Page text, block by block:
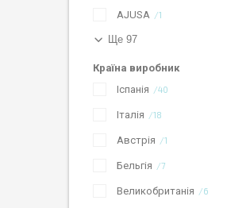
AJUSA 1
Ще 97
Країна виробник
Іспанія
40
Італія 18
Австрія 1
Бельгія 7
Великобританія 6